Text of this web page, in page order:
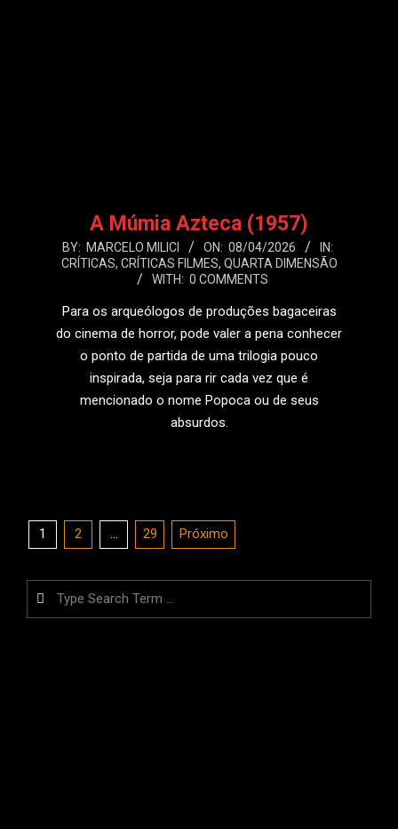
A Múmia Azteca (1957)
2026-
04-
BY: MARCELO MILICI ON: 08/04/2026
IN:
CRÍTICAS, CRÍTICAS FILMES, QUARTA DIMENSÃO
WITH: 0 COMMENTS
Para os arqueólogos de produções bagaceiras
do cinema de horror, pode valer a pena conhecer
o ponto de partida de uma trilogia pouco
inspirada, seja para rir cada vez que é
mencionado o nome Popoca ou de seus
absurdos.
Paginação
posts
1 2 … 29 Próximo